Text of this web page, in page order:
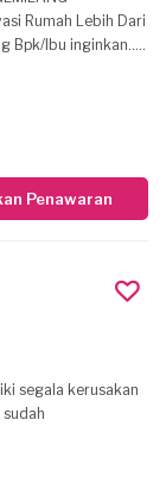
Lebih Dari
Bpk/Ibu inginkan.....
Penawaran
segala kerusakan